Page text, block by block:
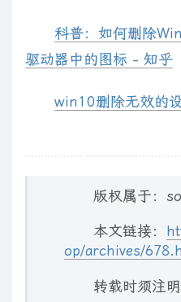
科普：如何删除
驱动器中的图标 - 知乎
win10删除无效的
版权属于：
本文链接：
op/archives/
转载时须注